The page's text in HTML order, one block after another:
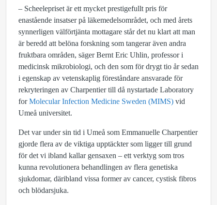
– Scheelepriset är ett mycket prestigefullt pris för
enastående insatser på läkemedelsområdet, och med årets
synnerligen välförtjänta mottagare står det nu klart att man
är beredd att belöna forskning som tangerar även andra
fruktbara områden, säger Bernt Eric Uhlin, professor i
medicinsk mikrobiologi, och den som för drygt tio år sedan
i egenskap av vetenskaplig föreståndare ansvarade för
rekryteringen av Charpentier till då nystartade Laboratory
forMolecular Infection Medicine Sweden (MIMS) vid
Umeå universitet.
Det var under sin tid i Umeå som Emmanuelle Charpentier
gjorde flera av de viktiga upptäckter som ligger till grund
för det vi ibland kallar gensaxen – ett verktyg som tros
kunna revolutionera behandlingen av flera genetiska
sjukdomar, däribland vissa former av cancer, cystisk fibros
och blödarsjuka.